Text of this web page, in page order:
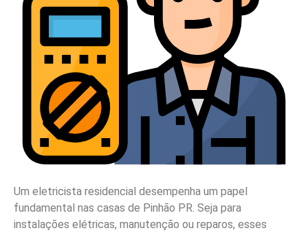
Um eletricista residencial desempenha um papel
fundamental nas casas de Pinhão PR. Seja para
instalações elétricas, manutenção ou reparos, esses